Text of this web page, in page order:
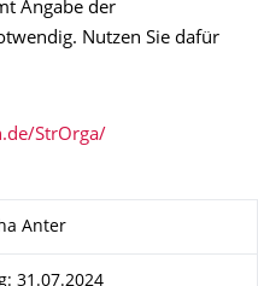
Angabe der
Nutzen Sie dafür
StrOrga/
Anter
31.07.2024